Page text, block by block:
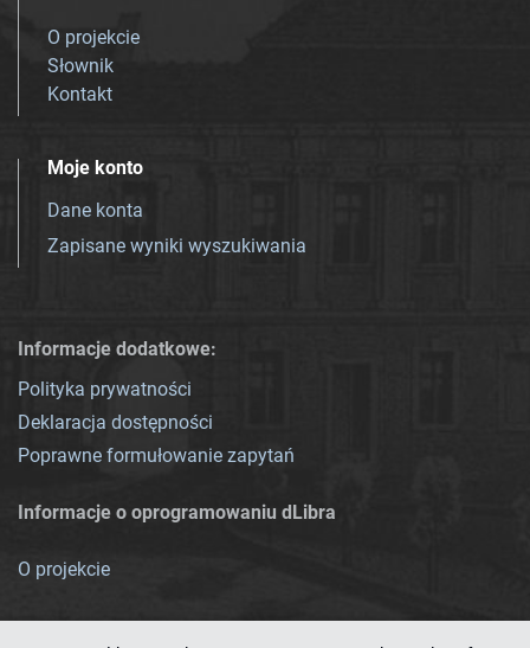
O projekcie
Słownik
Kontakt
Moje konto
Dane konta
Zapisane wyniki wyszukiwania
Informacje dodatkowe:
Polityka prywatności
Deklaracja dostępności
Poprawne formułowanie zapytań
Informacje o oprogramowaniu dLibra
O projekcie